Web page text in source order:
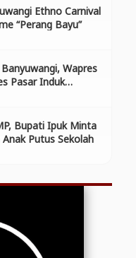
Ethno Carnival
“Perang Bayu”
Wapres
Pasar Induk
Bupati Ipuk Minta
Putus Sekolah